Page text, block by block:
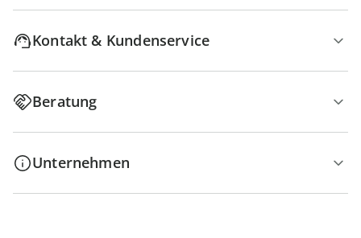
Kontakt & Kundenservice
Beratung
Unternehmen